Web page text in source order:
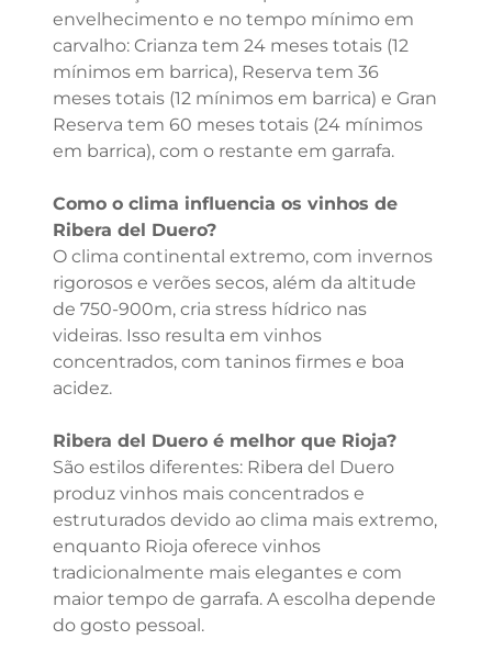
envelhecimento e no tempo mínimo em
carvalho: Crianza tem 24 meses totais (12
mínimos em barrica), Reserva tem 36
meses totais (12 mínimos em barrica) e Gran
Reserva tem 60 meses totais (24 mínimos
em barrica), com o restante em garrafa.
Como o clima influencia os vinhos de
Ribera del Duero?
O clima continental extremo, com invernos
rigorosos e verões secos, além da altitude
de 750-900m, cria stress hídrico nas
videiras. Isso resulta em vinhos
concentrados, com taninos firmes e boa
acidez.
Ribera del Duero é melhor que Rioja?
São estilos diferentes: Ribera del Duero
produz vinhos mais concentrados e
estruturados devido ao clima mais extremo,
enquanto Rioja oferece vinhos
tradicionalmente mais elegantes e com
maior tempo de garrafa. A escolha depende
do gosto pessoal.